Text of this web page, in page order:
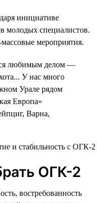
инициативе
молодых специалистов.
мероприятия.
любимым делом —
У нас много
Урале рядом
Европа»
Варна,
ОГК-2
востребованность